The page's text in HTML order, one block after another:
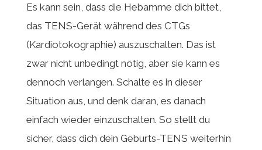
Es kann sein, dass die Hebamme dich bittet,
das TENS-Gerät während des CTGs
(Kardiotokographie) auszuschalten. Das ist
zwar nicht unbedingt nötig, aber sie kann es
dennoch verlangen. Schalte es in dieser
Situation aus, und denk daran, es danach
einfach wieder einzuschalten. So stellt du
sicher, dass dich dein Geburts-TENS weiterhin